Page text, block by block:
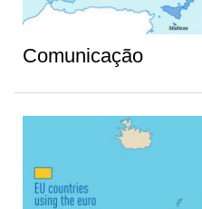
Comunicação